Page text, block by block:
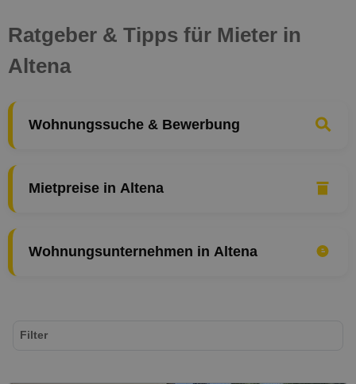
Ratgeber & Tipps für Mieter in
Altena
Wohnungssuche & Bewerbung
Mietpreise in Altena
Wohnungsunternehmen in Altena
Filter